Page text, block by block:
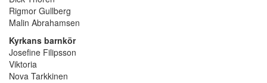
Rigmor Gullberg
Malin Abrahamsen
Kyrkans barnkör
Josefine Filipsson
Viktoria
Nova Tarkkinen